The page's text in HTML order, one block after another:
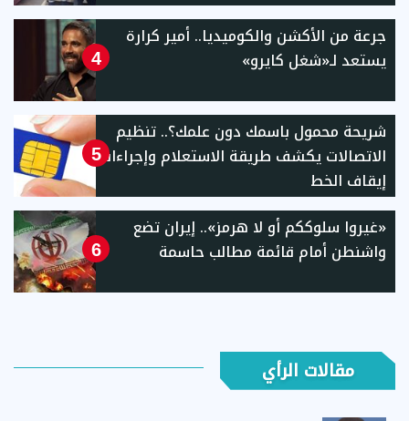
4
جرعة من الأكشن والكوميديا.. أمير كرارة
يستعد لـ«شغل كايرو»
5
شريحة محمول باسمك دون علمك؟.. تنظيم
الاتصالات يكشف طريقة الاستعلام وإجراءات
إيقاف الخط
6
«غيروا سلوككم أو لا هرمز».. إيران تضع
واشنطن أمام قائمة مطالب حاسمة
مقالات الرأي